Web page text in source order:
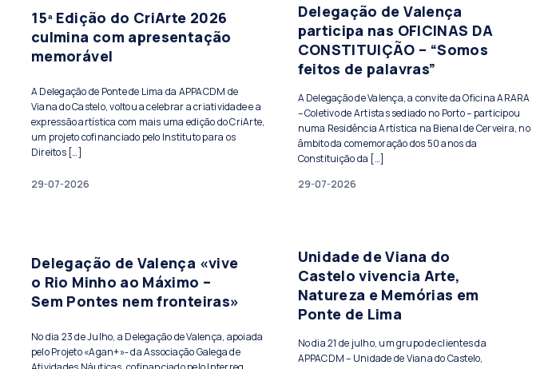
15ª Edição do CriArte 2026
culmina com apresentação
memorável
A Delegação de Ponte de Lima da APPACDM de
Viana do Castelo, voltou a celebrar a criatividade e a
expressão artística com mais uma edição do CriArte,
um projeto cofinanciado pelo Instituto para os
Direitos […]
29-07-2026
Delegação de Valença
participa nas OFICINAS DA
CONSTITUIÇÃO – “Somos
feitos de palavras”
A Delegação de Valença, a convite da Oficina ARARA
– Coletivo de Artistas sediado no Porto – participou
numa Residência Artística na Bienal de Cerveira, no
âmbito da comemoração dos 50 anos da
Constituição da […]
29-07-2026
Delegação de Valença «vive
o Rio Minho ao Máximo –
Sem Pontes nem fronteiras»
No dia 23 de Julho, a Delegação de Valença, apoiada
pelo Projeto «Agan+»- da Associação Galega de
Unidade de Viana do
Castelo vivencia Arte,
Natureza e Memórias em
Ponte de Lima
No dia 21 de julho, um grupo de clientes da
APPACDM – Unidade de Viana do Castelo,